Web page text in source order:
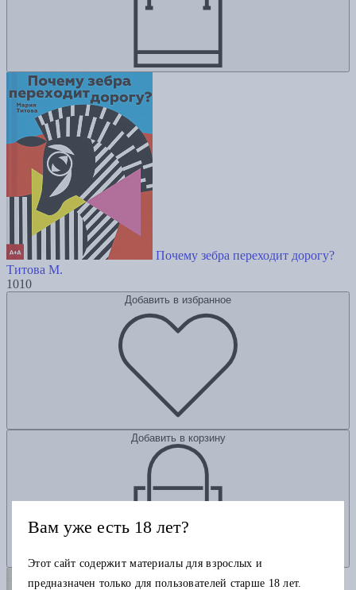
Почему зебра переходит дорогу?
Титова М.
1010
Добавить в избранное
Добавить в корзину
Вам уже есть 18 лет?
Этот сайт содержит материалы для взрослых и
предназначен только для пользователей старше 18 лет.